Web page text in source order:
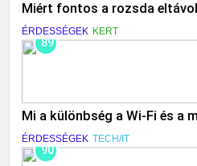
Miért fontos a rozsda
ÉRDESSÉGEK KERT
89
Mi a különbség a Wi-Fi és a
ÉRDESSÉGEK TECH/IT
90